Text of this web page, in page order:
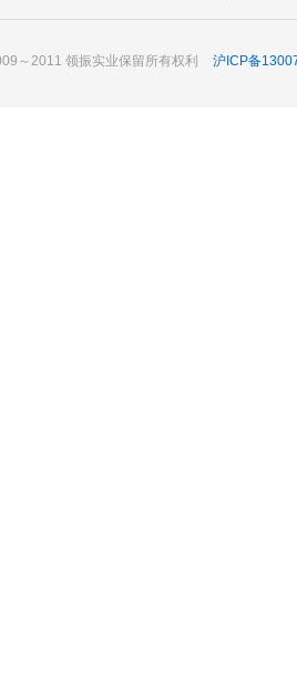
～2011 领振实业保留所有权利 沪ICP备